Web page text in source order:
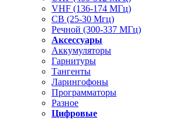
VHF (136-174 МГц)
CB (25-30 Мгц)
Речной (300-337 МГц)
Аксессуары
Аккумуляторы
Гарнитуры
Тангенты
Ларингофоны
Программаторы
Разное
Цифровые